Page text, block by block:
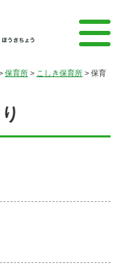
保育所 > こしき保育所 > 保育